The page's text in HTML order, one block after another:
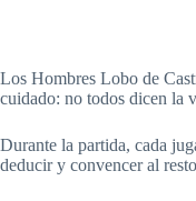
Los Hombres Lobo de
cuidado: no todos dicen la
Durante la partida, cada
deducir y convencer al